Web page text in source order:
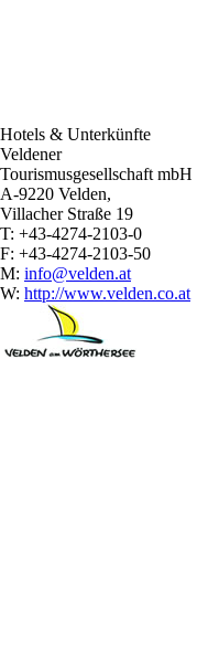
Hotels & Unterkünfte
Veldener
Tourismusgesellschaft mbH
A-9220 Velden,
Villacher Straße 19
T: +43-4274-2103-0
F: +43-4274-2103-50
M: info@velden.at
W: http://www.velden.co.at